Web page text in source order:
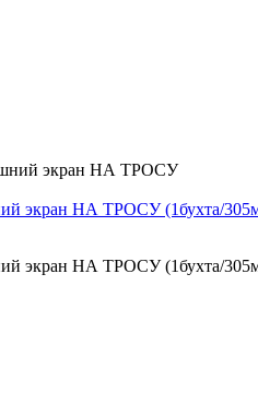
экран НА ТРОСУ (1бухта/
экран НА ТРОСУ (1бухта/